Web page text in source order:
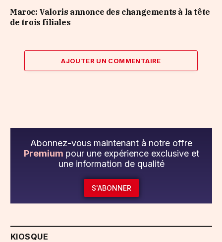
Maroc: Valoris annonce des changements à la tête
de trois filiales
AJOUTER UN COMMENTAIRE
Abonnez-vous maintenant à notre offre
Premium pour une expérience exclusive et
une information de qualité
S'ABONNER
KIOSQUE